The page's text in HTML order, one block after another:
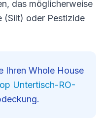
das möglicherweise
(Silt) oder Pestizide
Ihren Whole House
Untertisch-RO-